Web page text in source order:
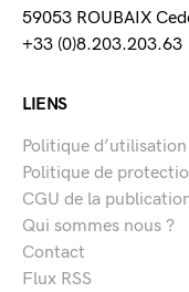
59053 ROUBAIX
+33 (0)8.203.203.63
LIENS
Politique
Politique de
CGU de la
Qui sommes nous ?
Contact
Flux RSS